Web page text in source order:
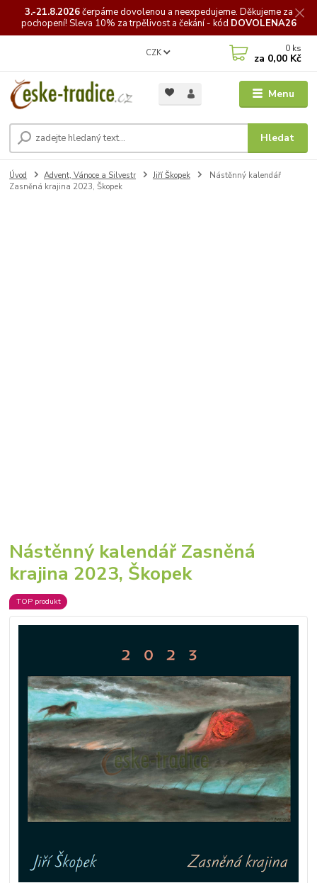
3.-21.8.2026čerpámedovolenou a neexpedujeme. Děkujeme za
pochopení! Sleva 10% za trpělivost a čekání - kód DOVOLENA26
Menu
CZK
Hledat
0 ks
za 0,00 Kč
Úvod Advent, Vánoce a Silvestr Jiří Škopek
Nástěnný kalendář
Zasněná krajina 2023, Škopek
Nástěnný kalendář Zasněná
krajina 2023, Škopek
TOP produkt